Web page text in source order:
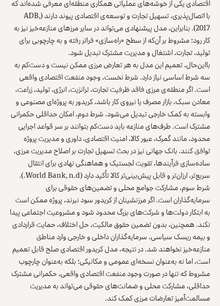
اقتصادی یکی از خوشه‌های عملیاتی همکاری منطقه‌ای معرفی شده‌اند که
با اتصال‌پذیری، تسهیل تجارت و توسعه‌ی اقتصادی پیوند دارند (ADB,
2017). بنابراین، مدل پیشنهادی می‌تواند در سایر مرزهای منازعه‌خیز نیز به
کار رود؛ مشروط بر آن‌که از سطح «راه‌سازی» فراتر رفته و به چارچوبی برای
تولید، تجارت، اشتغال و مدیریت مشترک تبدیل شود.
بااین‌حال، تعمیم این مدل به هر تعارض مرزی ممکن نیست و دست‌کم به
سه شرط اساسی نیاز دارد. شرط نخست، وجود منفعت اقتصادی واقعی
است. اگر منطقه‌ی مرزی فاقد ظرفیت تجارت، ترانزیت، انرژی، تولید، زراعت،
معادن سبک، بازار مصرف یا نیروی کار باشد، کریدور به پروژه‌ای مصنوعی و
وابسته به کمک خارجی تبدیل می‌شود. شرط دوم، امکان حداقلی حکمرانی
مشترک است. طرف‌های منازعه باید دست‌کم بتوانند بر سر قواعد اجرایی
محدود، مانند گمرک، عبور کالا، امنیت اقتصادی، داوری و مدیریت پروژه
توافق کنند. بانک جهانی نیز در بحث تسهیل تجارت بر اصلاح مدیریت مرزی،
ساده‌سازی فرآیندها، تقویت لجستیک و هماهنگی نهادی برای انتقال
سریع‌تر، ارزان‌تر و قابل پیش‌بینی‌تر کالا تأکید دارد (World Bank, n.d.).
شرط سوم، مشارکت جوامع محلی و تضمین‌های حقوقی برای
سرمایه‌گذاران است. اگر مرزنشینان از کریدور سود نبرند، پروژه ممکن است
به ابتکار دولت‌ها و شرکت‌های بزرگ محدود شود و مشروعیت اجتماعی پیدا
نکند. همچنین، بدون تضمین حقوق مالکیت، حل اختلاف، حمایت قراردادی
و بیمه ریسک سیاسی، سرمایه‌گذاران داخلی و خارجی وارد مناطق
منازعه‌خیز نخواهند شد. در نتیجه، مدل کریدور اقتصادی صلح قابل تعمیم
است، اما نه به‌عنوان نسخه‌ای عمومی و مکانیکی؛ بلکه به‌عنوان چارچوب
مشروط که تنها در صورت وجود منفعت اقتصادی واقعی، حکمرانی مشترک
حداقلی، مشارکت محلی و ضمانت‌های حقوقی می‌تواند به مدیریت
مسالمت‌آمیز تعارضات مرزی کمک کند.